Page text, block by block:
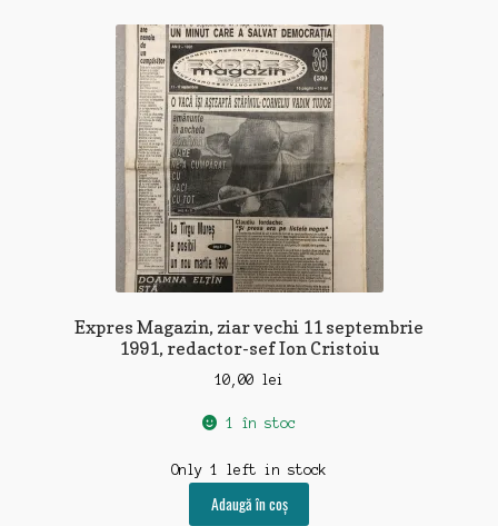
Expres Magazin, ziar vechi 11 septembrie
1991, redactor-sef Ion Cristoiu
10,00 lei
1 în stoc
Only 1 left in stock
Adaugă în coș